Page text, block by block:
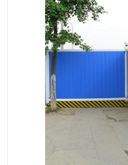
岩棉板
生产加工单板复合围挡 市
政围挡